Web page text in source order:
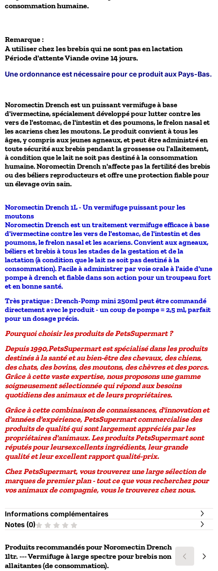
consommation humaine.
Remarque :
A utiliser chez les brebis qui ne sont pas en lactation
Période d'attente Viande ovine 14 jours.
Une ordonnance est nécessaire pour ce produit aux Pays-Bas.
Noromectin Drench est un puissant vermifuge à base
d'ivermectine, spécialement développé pour lutter contre les
vers de l'estomac, de l'intestin et des poumons, lefrelon nasalet
lesacarienschez les moutons. Le produit convient àtous les
âges, y compris aux jeunes agneaux, et peut être administré en
toute sécurité aux brebis pendant lagrossesse ou l'allaitement,
à condition que le lait ne soit pas destiné à la consommation
humaine. Noromectin Drench n'affecte pas la fertilité des brebis
ou des béliers reproducteurs et offre une protection fiable pour
un élevage ovin sain.
Noromectin Drench 1L - Un vermifuge puissant pour les
moutons
Noromectin Drench est un traitement vermifuge efficace à base
d'ivermectine contre les vers de l'estomac, de l'intestin et des
poumons, le frelon nasal et les acariens. Convient aux agneaux,
béliers et brebis à tous les stades de la gestation et de la
lactation (à condition que le lait ne soit pas destiné à la
consommation). Facile à administrer par voie orale à l'aide d'une
pompe à drench et fiable dans son action pour un troupeau fort
et en bonne santé.
Très pratique : Drench-Pomp mini 250mlpeut être commandé
directement avec le produit - un coup de pompe = 2,5 ml, parfait
pour un dosage précis.
Pourquoi choisir les produits de PetsSupermart ?
Depuis1990,PetsSupermartest spécialisé dans les produits
destinés à la santé et au bien-être deschevaux, des chiens,
des chats, des bovins, des moutons, des chèvres et des porcs.
Grâce à cette vaste expertise, nous proposons une gamme
soigneusement sélectionnée qui répond aux besoins
quotidiens des animaux et de leurs propriétaires.
Grâce à cette combinaison deconnaissances, d'innovation et
d'années d'expérience, PetsSupermart commercialise des
produits de qualité qui sont largement appréciés par les
propriétaires d'animaux. Les produits PetsSupermart sont
réputés pour leursexcellents ingrédients, leur grande
qualité et leurexcellent rapport qualité-prix.
Chez PetsSupermart, vous trouverez une large sélection de
marques de premier plan - tout ce que vous recherchez pour
vos animaux de compagnie, vous le trouverez chez nous.
Informations complémentaires
Notes (0)
Produits recommandés pourNoromectin Drench
1ltr. --- Vermifuge à large spectre pour brebis non
allaitantes (de consommation).